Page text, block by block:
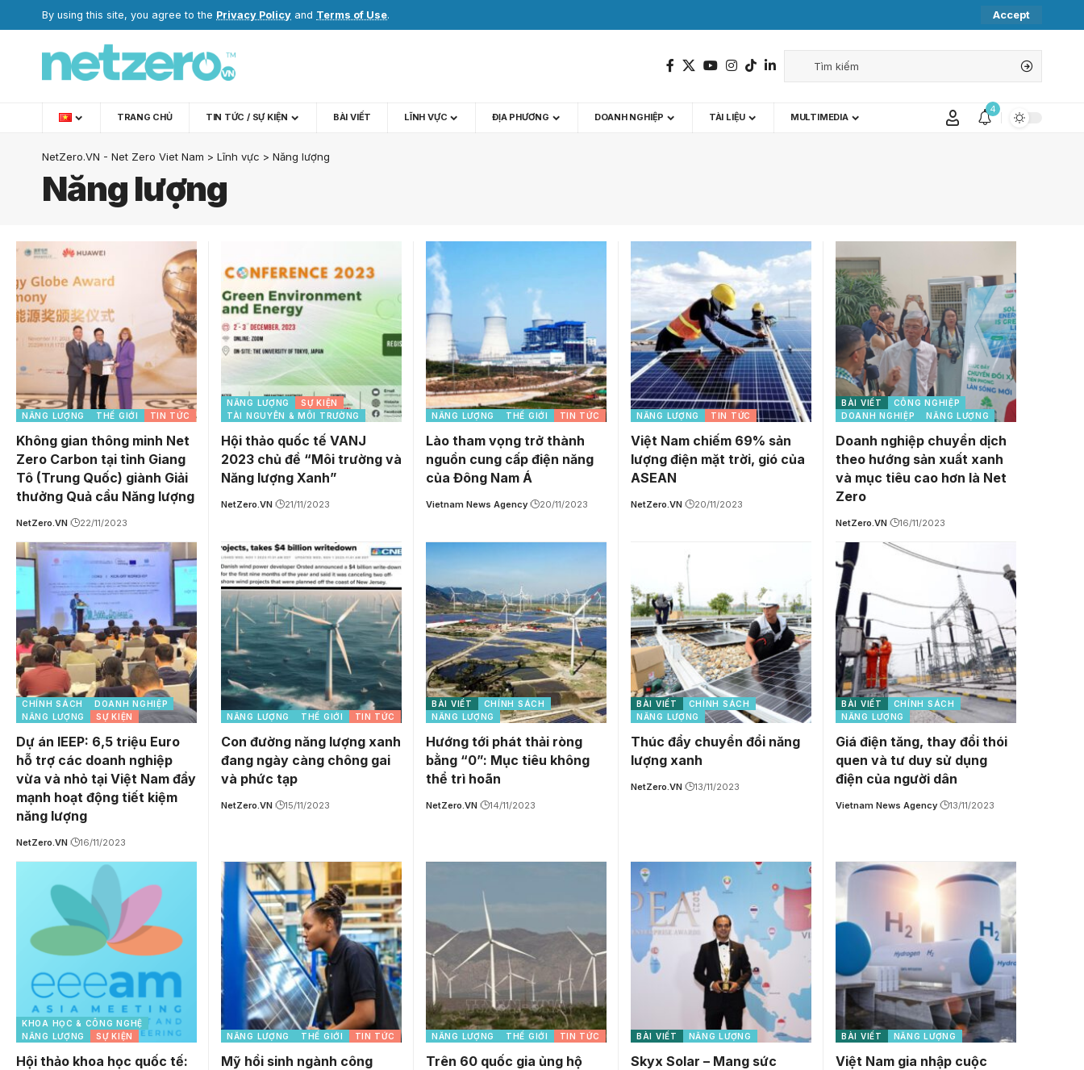
By using this site, you agree to the Privacy Policy and Terms of Use. Accept
TRANG CHỦ TIN TỨC / SỰ KIỆN BÀI VIẾT LĨNH VỰC ĐỊA PHƯƠNG DOANH NGHIỆP TÀI LIỆU MULTIMEDIA
4
NetZero.VN - Net Zero Viet Nam > Lĩnh vực > Năng lượng
Năng lượng
NĂNG LƯỢNG THẾ GIỚI TIN TỨC
Không gian thông minh Net
Zero Carbon tại tỉnh Giang
Tô (Trung Quốc) giành Giải
thưởng Quả cầu Năng lượng
NetZero.VN 22/11/2023
NĂNG LƯỢNG
SỰ KIỆN
TÀI NGUYÊN & MÔI TRƯỜNG
Hội thảo quốc tế VANJ
2023 chủ đề “Môi trường và
Năng lượng Xanh”
NetZero.VN 21/11/2023
NĂNG LƯỢNG THẾ GIỚI TIN TỨC
Lào tham vọng trở thành
nguồn cung cấp điện năng
của Đông Nam Á
Vietnam News Agency 20/11/2023
NĂNG LƯỢNG TIN TỨC
Việt Nam chiếm 69% sản
lượng điện mặt trời, gió của
ASEAN
NetZero.VN 20/11/2023
BÀI VIẾT
CÔNG NGHIỆP
DOANH NGHIỆP
NĂNG LƯỢNG
Doanh nghiệp chuyển dịch
theo hướng sản xuất xanh
và mục tiêu cao hơn là Net
Zero
NetZero.VN 16/11/2023
CHÍNH SÁCH
DOANH NGHIỆP
NĂNG LƯỢNG
SỰ KIỆN
Dự án IEEP: 6,5 triệu Euro
hỗ trợ các doanh nghiệp
vừa và nhỏ tại Việt Nam đẩy
mạnh hoạt động tiết kiệm
năng lượng
NetZero.VN 16/11/2023
NĂNG LƯỢNG THẾ GIỚI TIN TỨC
Con đường năng lượng xanh
đang ngày càng chông gai
và phức tạp
NetZero.VN 15/11/2023
BÀI VIẾT
CHÍNH SÁCH
NĂNG LƯỢNG
Hướng tới phát thải ròng
bằng “0”: Mục tiêu không
thể trì hoãn
NetZero.VN 14/11/2023
BÀI VIẾT
CHÍNH SÁCH
NĂNG LƯỢNG
Thúc đẩy chuyển đổi năng
lượng xanh
NetZero.VN 13/11/2023
BÀI VIẾT
CHÍNH SÁCH
NĂNG LƯỢNG
Giá điện tăng, thay đổi thói
quen và tư duy sử dụng
điện của người dân
Vietnam News Agency 13/11/2023
KHOA HỌC & CÔNG NGHỆ
NĂNG LƯỢNG
SỰ KIỆN
Hội thảo khoa học quốc tế:
NĂNG LƯỢNG THẾ GIỚI TIN TỨC
Mỹ hồi sinh ngành công
NĂNG LƯỢNG THẾ GIỚI TIN TỨC
Trên 60 quốc gia ủng hộ
BÀI VIẾT NĂNG LƯỢNG
Skyx Solar – Mang sức
BÀI VIẾT NĂNG LƯỢNG
Việt Nam gia nhập cuộc